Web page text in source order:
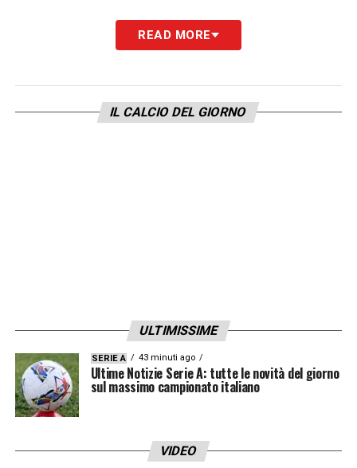
READ MORE
IL CALCIO DEL GIORNO
ULTIMISSIME
SERIE A 43 minuti ago
Ultime Notizie Serie A: tutte le novità del giorno
sul massimo campionato italiano
VIDEO